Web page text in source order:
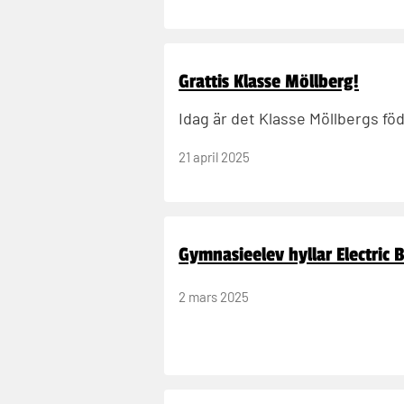
Grattis Klasse Möllberg!
Idag är det Klasse Möllbergs
21 april 2025
Gymnasieelev hyllar Electric
2 mars 2025